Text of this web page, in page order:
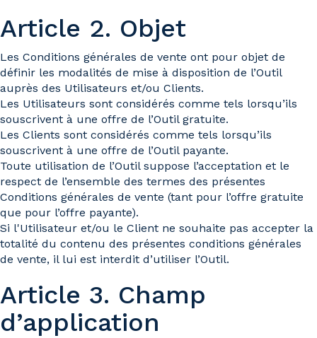
Article 2. Objet
Les Conditions générales de vente ont pour objet de
définir les modalités de mise à disposition de l’Outil
auprès des Utilisateurs et/ou Clients.
Les Utilisateurs sont considérés comme tels lorsqu’ils
souscrivent à une offre de l’Outil gratuite.
Les Clients sont considérés comme tels lorsqu’ils
souscrivent à une offre de l’Outil payante.
Toute utilisation de l’Outil suppose l’acceptation et le
respect de l’ensemble des termes des présentes
Conditions générales de vente (tant pour l’offre gratuite
que pour l’offre payante).
Si l'Utilisateur et/ou le Client ne souhaite pas accepter la
totalité du contenu des présentes conditions générales
de vente, il lui est interdit d’utiliser l’Outil.
Article 3. Champ
d’application